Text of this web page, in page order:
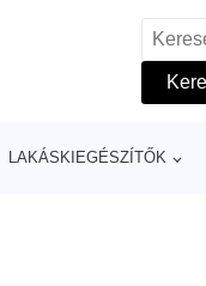
LAKÁSKIEGÉSZÍTŐK